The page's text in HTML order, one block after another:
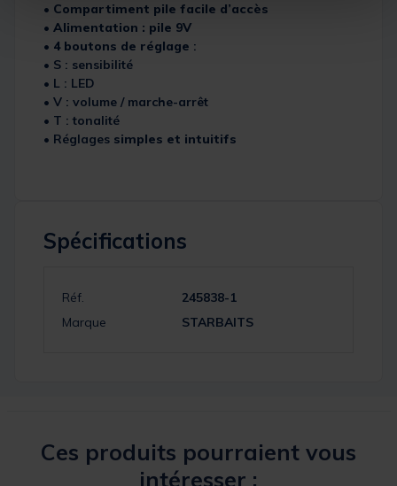
• Compartiment pile facile d’accès
• Alimentation : pile 9V
• 4 boutons de réglage :
• S : sensibilité
• L : LED
• V : volume / marche-arrêt
• T : tonalité
• Réglages simples et intuitifs
Spécifications
Réf.
245838-1
Marque
STARBAITS
Ces produits pourraient vous
intéresser :